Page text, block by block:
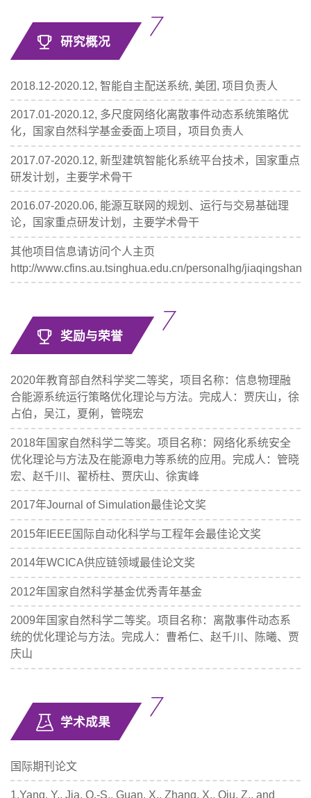
研究概况
2018.12-2020.12, 智能自主配送系统, 美团, 项目负责人
2017.01-2020.12, 多尺度网络化离散事件动态系统策略优
化，国家自然科学基金委面上项目，项目负责人
2017.07-2020.12, 新型建筑智能化系统平台技术，国家重点
研发计划，主要学术骨干
2016.07-2020.06, 能源互联网的规划、运行与交易基础理
论，国家重点研发计划，主要学术骨干
其他项目信息请访问个人主页
http://www.cfins.au.tsinghua.edu.cn/personalhg/jiaqingshan
奖励与荣誉
2020年教育部自然科学奖二等奖，项目名称：信息物理融
合能源系统运行策略优化理论与方法。完成人：贾庆山，徐
占伯，吴江，夏俐，管晓宏
2018年国家自然科学二等奖。项目名称：网络化系统安全
优化理论与方法及在能源电力等系统的应用。完成人：管晓
宏、赵千川、翟桥柱、贾庆山、徐寅峰
2017年Journal of Simulation最佳论文奖
2015年IEEE国际自动化科学与工程年会最佳论文奖
2014年WCICA供应链领域最佳论文奖
2012年国家自然科学基金优秀青年基金
2009年国家自然科学二等奖。项目名称：离散事件动态系
统的优化理论与方法。完成人：曹希仁、赵千川、陈曦、贾
庆山
学术成果
国际期刊论文
1.Yang, Y., Jia, Q.-S., Guan, X., Zhang, X., Qiu, Z., and